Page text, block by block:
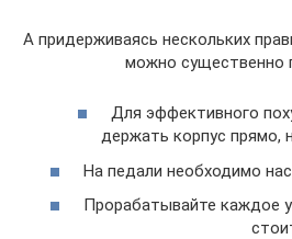
А придерживаясь нескольких
можно существенно
Для эффективного
держать корпус прямо,
На педали необходимо
Прорабатывайте каждое